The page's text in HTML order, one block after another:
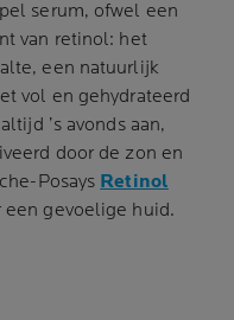
serum, ofwel een
van retinol: het
een natuurlijk
vol en gehydrateerd
’s avonds aan,
door de zon en
Posays Retinol
gevoelige huid.